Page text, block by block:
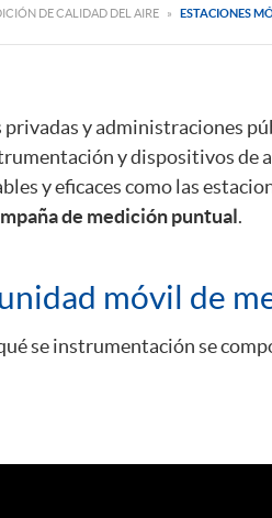
DE CALIDAD DEL AIRE » ESTACIONES
y administraciones
y dispositivos de
y eficaces como las
de medición puntual.
móvil de
se instrumentación se